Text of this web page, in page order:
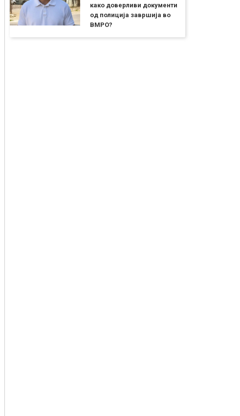
како доверливи документи
од полиција завршија во
ВМРО?